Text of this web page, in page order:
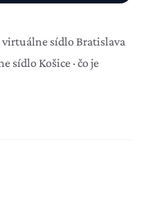
virtuálne sídlo Bratislava
sídlo Košice ·čo je